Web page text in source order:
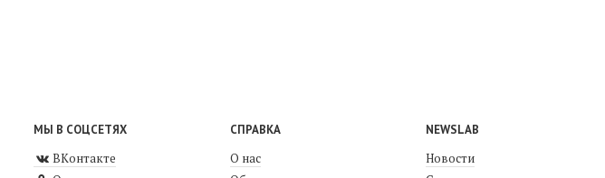
МЫ В СОЦСЕТЯХ
ВКонтакте
СПРАВКА
О нас
NEWSLAB
Новости